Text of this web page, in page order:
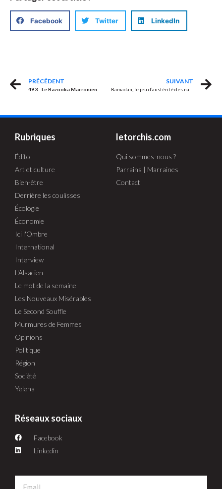
Facebook Twitter LinkedIn
PRÉCÉDENT
49.3 : Le Bazooka Macronien
SUIVANT
Rubriques
Édito
Art et culture
Bien-être
Derrière les coulisses
Écologie
Économie
Ici l'Ombre
International
Interview
L'Alsacien
Le mot de la semaine
Les Nouveaux Misérables
Le Second Souffle
Murmures de Femmes
Opinions
Politique
Région
Société
Yelena
letorchis.com
Qui sommes-nous ?
Parrains | Marraines
Contact
Réseaux sociaux
Facebook
Linkedin